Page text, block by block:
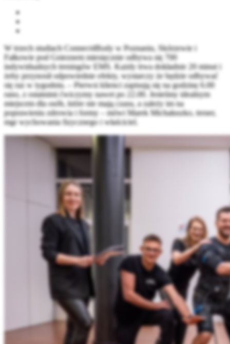
W trzech studiach Connect4Body w Poznaniu, Skórzewie i
Fałkowie pod Gnieznem miesięcznie odbywa się 700
indywidualnych treningów EMS. Każdy trwa dokładnie 20 minut i
żeby przynosił odpowiednie efekty, wystarczy że będzie odbywać
się raz w tygodniu. – Pierwsi klienci zapisują się na godzinę 6.00
rano, z ostatnimi ćwiczymy nawet po 22.00. Jesteśmy idealnym
miejscem dla osób, które nie mają czasu, a zależy im na
poprawieniu zdrowia i formy – mówi Marek Michałuszko, trener,
mgr wychowania fizycznego i właściciel.